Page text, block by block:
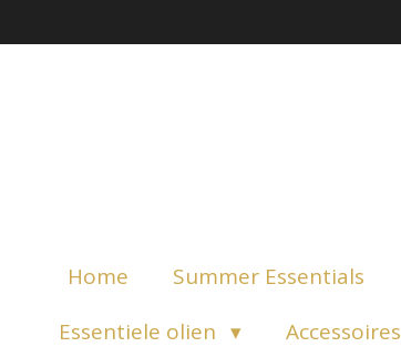
direct
Home Summer Essentials
Essentiele olien
Accessoires